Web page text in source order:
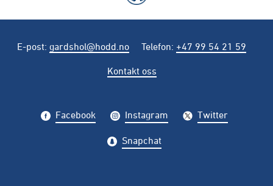
E-post: gardshol@hodd.no Telefon: +47 99 54 21 59
Kontakt oss
Facebook Instagram Twitter
Snapchat